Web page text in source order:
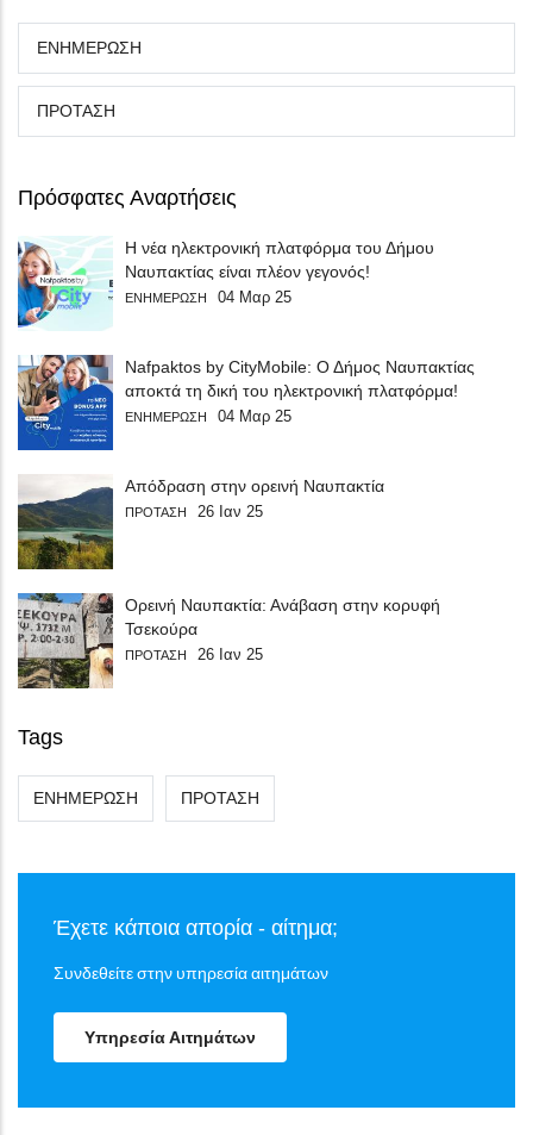
ΕΝΗΜΕΡΩΣΗ
ΠΡΟΤΑΣΗ
Πρόσφατες Αναρτήσεις
Η νέα ηλεκτρονική πλατφόρμα του Δήμου
Ναυπακτίας είναι πλέον γεγονός!
ΕΝΗΜΕΡΩΣΗ 04 Μαρ 25
Nafpaktos by CityMobile: Ο Δήμος Ναυπακτίας
αποκτά τη δική του ηλεκτρονική πλατφόρμα!
ΕΝΗΜΕΡΩΣΗ 04 Μαρ 25
Απόδραση στην ορεινή Ναυπακτία
ΠΡΟΤΑΣΗ 26 Ιαν 25
Ορεινή Ναυπακτία: Ανάβαση στην κορυφή
Τσεκούρα
ΠΡΟΤΑΣΗ 26 Ιαν 25
Tags
ΕΝΗΜΕΡΩΣΗ ΠΡΟΤΑΣΗ
Έχετε κάποια απορία - αίτημα;
Συνδεθείτε στην υπηρεσία αιτημάτων
Υπηρεσία Αιτημάτων